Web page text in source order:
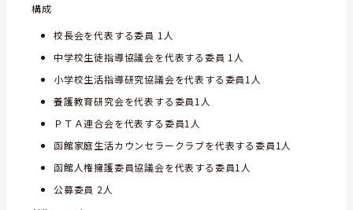
構成
校長会を代表する委員 1人
中学校生徒指導協議会を代表する委員 1人
小学校生活指導研究協議会を代表する委員1人
養護教育研究会を代表する委員1人
ＰＴＡ連合会を代表する委員1人
函館家庭生活カウンセラークラブを代表する委員1人
函館人権擁護委員協議会を代表する委員1人
公募委員 2人